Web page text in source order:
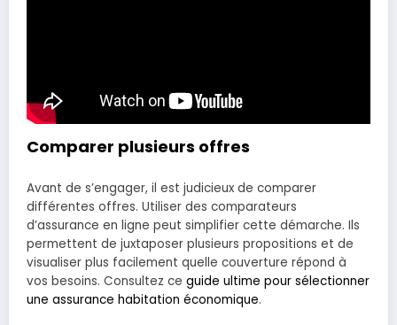
Comparer plusieurs offres
Avant de s’engager, il est judicieux de comparer
différentes offres. Utiliser des comparateurs
d’assurance en ligne peut simplifier cette démarche. Ils
permettent de juxtaposer plusieurs propositions et de
visualiser plus facilement quelle couverture répond à
vos besoins. Consultez ce guide ultime pour sélectionner
une assurance habitation économique.